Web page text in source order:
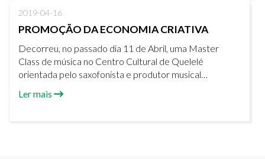
2019-04-16
PROMOÇÃO DA ECONOMIA CRIATIVA
Decorreu, no passado dia 11 de Abril, uma Master
Class de música no Centro Cultural de Quelelé
orientada pelo saxofonista e produtor musical
Ler mais